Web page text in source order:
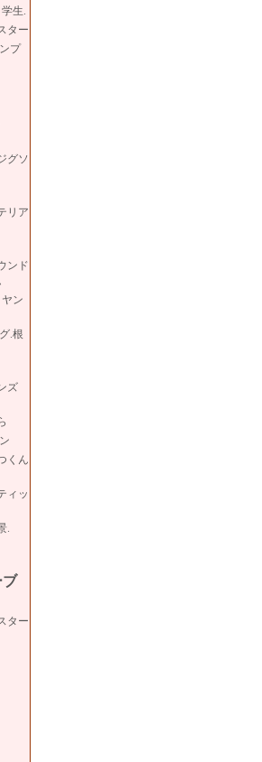
生.
ター
プ
グソ
リア
ンド
ン
.根
ズ
くん
ィッ
.
ター